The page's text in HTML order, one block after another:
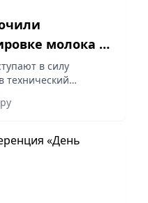
молока и
в силу
технический
Совета